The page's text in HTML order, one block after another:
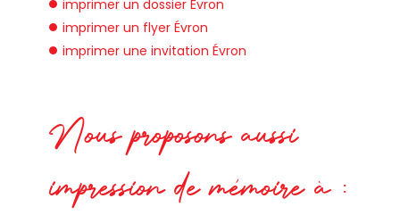
imprimer un dossier Évron
imprimer un flyer Évron
imprimer une invitation Évron
Nous proposons aussi
impression de mémoire à :